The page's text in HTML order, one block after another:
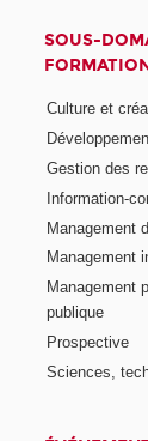
SOUS-
Culture et
Gestion des
Information-
Management
Management
Management
publique
Prospective
Sciences,